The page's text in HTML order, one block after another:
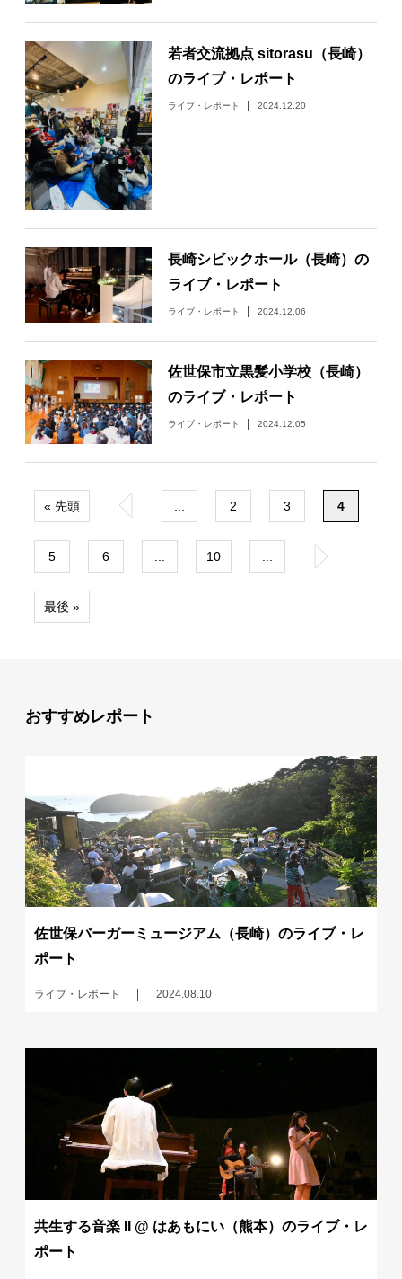
若者交流拠点 sitorasu（長崎）
のライブ・レポート
ライブ・レポート 2024.12.20
長崎シビックホール（長崎）の
ライブ・レポート
ライブ・レポート 2024.12.06
佐世保市立黒髪小学校（長崎）
のライブ・レポート
ライブ・レポート 2024.12.05
« 先頭 « 2 3 4
5 6 10 »
最後 »
おすすめレポート
佐世保バーガーミュージアム（長崎）のライブ・レ
ポート
ライブ・レポート 2024.08.10
共生する音楽 II @ はあもにい（熊本）のライブ・レ
ポート